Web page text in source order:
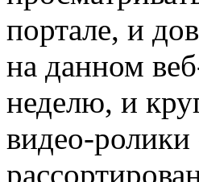
портале, и
на данном
неделю, и
видео-ролики